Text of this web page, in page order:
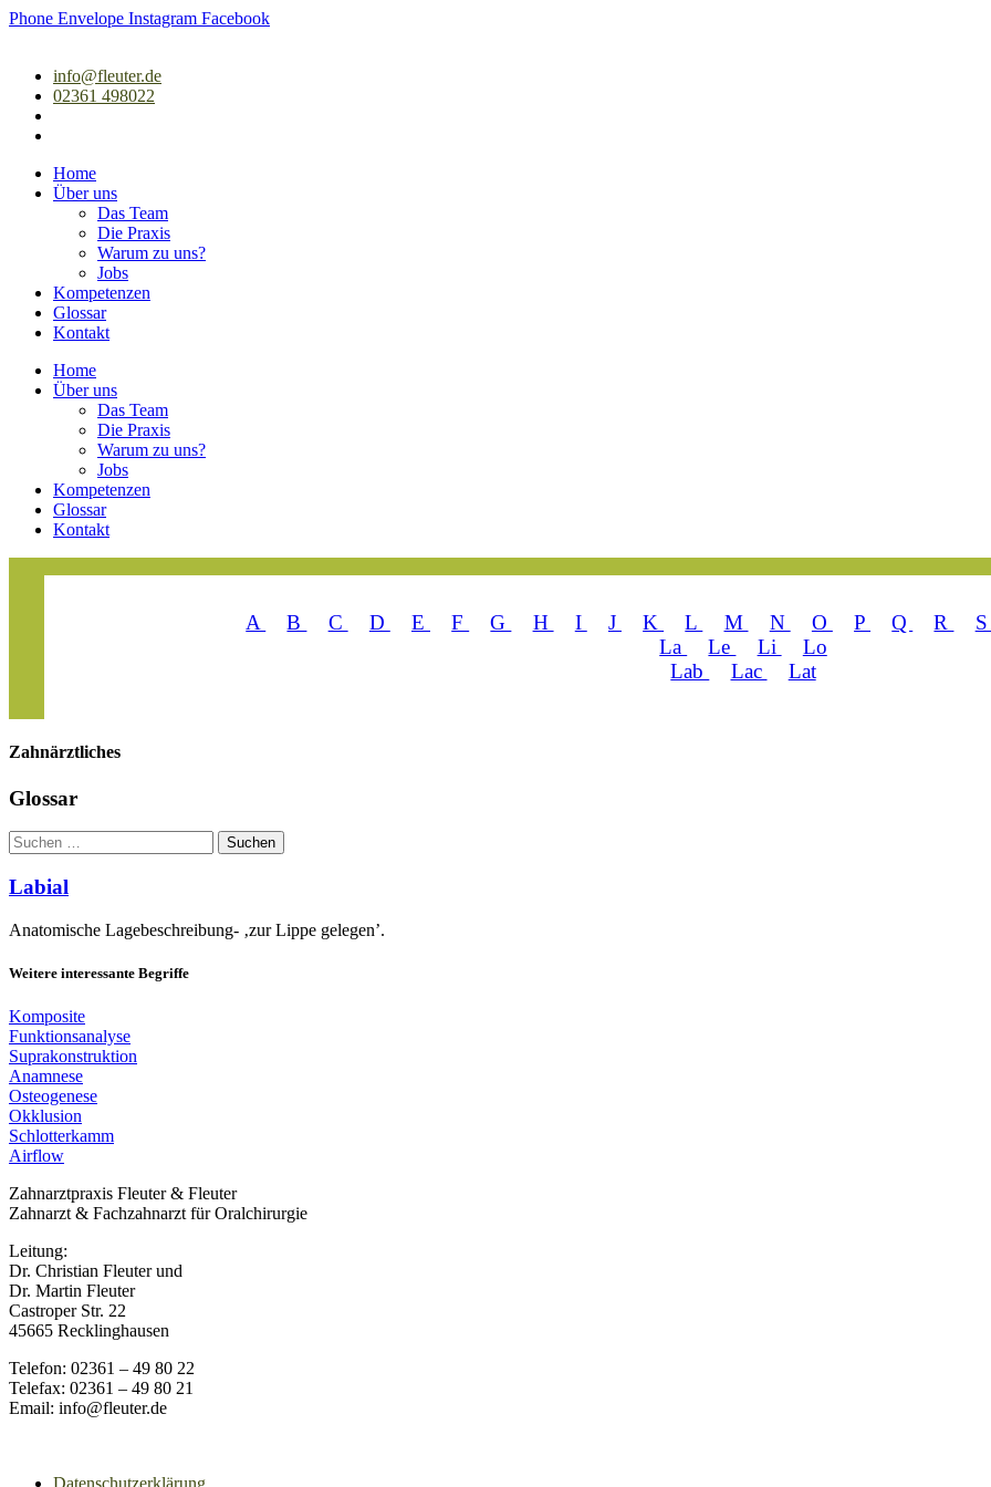
Zum
Phone Envelope Instagram Facebook
info@fleuter.de
02361 498022
Home
Über uns
Das Team
Die Praxis
Warum zu uns?
Jobs
Kompetenzen
Glossar
Kontakt
Home
Über uns
Das Team
Die Praxis
Warum zu uns?
Jobs
Kompetenzen
Glossar
Kontakt
A B C D E F G H I J K L M N O P Q R S
La
Le Li
Lo
Lab
Lac Lat
Zahn­ärztliches
Glossar
Suchen Suchen
Labial
Anatomische Lagebeschreibung- ‚zur Lippe gelegen’.
Weitere interessante Begriffe
Komposite
Funktionsanalyse
Suprakonstruktion
Anamnese
Osteogenese
Okklusion
Schlotterkamm
Airflow
Zahnarztpraxis Fleuter & Fleuter
Zahnarzt & Fachzahnarzt für Oralchirurgie
Leitung:
Dr. Christian Fleuter und
Dr. Martin Fleuter
Castroper Str. 22
45665 Recklinghausen
Telefon: 02361 – 49 80 22
Telefax: 02361 – 49 80 21
Email: info@fleuter.de
Datenschutzerklärung